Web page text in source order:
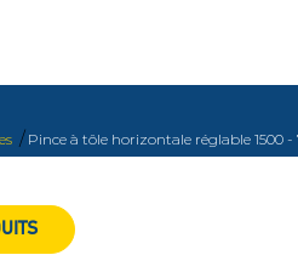
/ Pince à tôle horizontale réglable 1500 -